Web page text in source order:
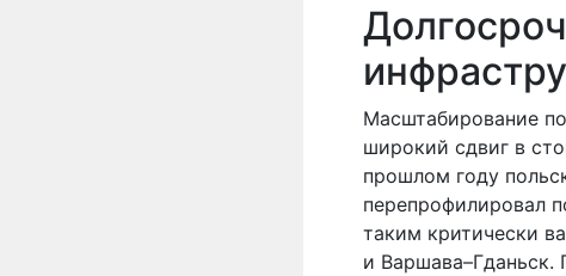
Масштабирование
широкий сдвиг в
прошлом году
перепрофилировал
таким критически
и